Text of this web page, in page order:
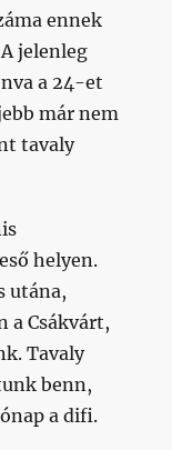
ennek
jelenleg
a 24-et
már nem
tavaly
helyen.
utána,
a Csákvárt,
Tavaly
benn,
a difi.